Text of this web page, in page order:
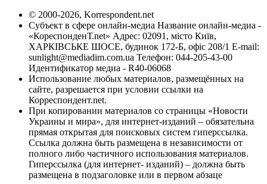
© 2000-2026, Korrespondent.net
Субъект в сфере онлайн-медиа Название онлайн-медиа -
«КореспонденТ.net» Адрес: 02091, місто Київ,
ХАРКІВСЬКЕ ШОСЕ, будинок 172-Б, офіс 208/1 E-mail:
sunlight@mediadim.com.ua Телефон: 044-205-43-00
Идентификатор медиа - R40-06068
Использование любых материалов, размещённых на
сайте, разрешается при условии ссылки на
Корреспондент.net.
При копировании материалов со страницы «Новости
Украины и мира», для интернет-изданий – обязательна
прямая открытая для поисковых систем гиперссылка.
Ссылка должна быть размещена в независимости от
полного либо частичного использования материалов.
Гиперссылка (для интернет- изданий) – должна быть
размещена в подзаголовке или в первом абзаце